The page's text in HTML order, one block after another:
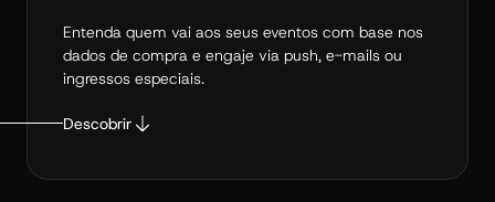
Entenda quem vai aos seus eventos com base nos
dados de compra e engaje via push, e-mails ou
ingressos especiais.
Descobrir